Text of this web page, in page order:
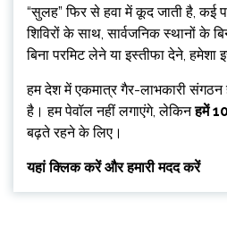
“सुलह” फिर से हवा में कूद जाती है, कई
शिविरों के साथ, सार्वजनिक स्थानों के
बिना परमिट लेने या इस्तीफा देने, हमेशा
हम देश में एकमात्र गैर-लाभकारी संगठन
है। हम पेवॉल नहीं लगाएंगे, लेकिनहमें
बढ़ते रहने के लिए।
यहां क्लिक करें और हमारी मदद करें